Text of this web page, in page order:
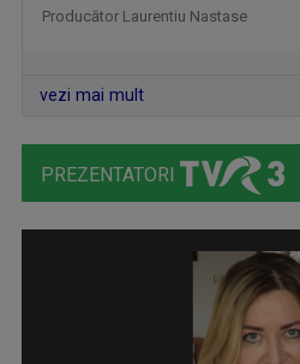
TABLETA DE SĂNĂTATE
Teme medicale de interes și invitați ...
Producător Laurentiu Nastase
vezi mai mult
PREZENTATORI